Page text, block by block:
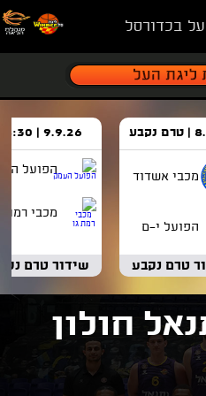
בכדורסל
מכבי אשדוד
הפועל י-ם
טרם נקבע
9.9.26 | 18:30
הפועל
מכבי רמת
שידור טרם
חולון